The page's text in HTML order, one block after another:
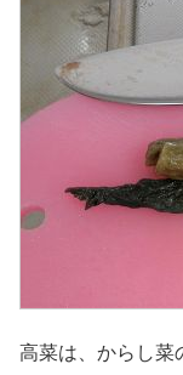
高菜は、からし菜